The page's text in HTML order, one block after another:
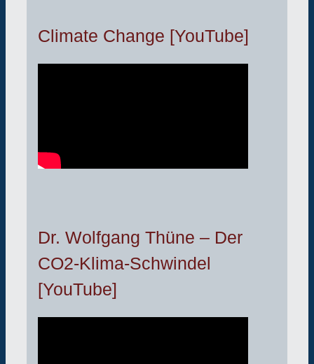
Climate Change [YouTube]
Dr. Wolfgang Thüne – Der
CO2-Klima-Schwindel
[YouTube]